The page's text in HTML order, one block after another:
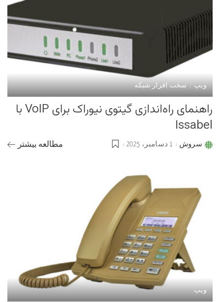
ویپ سخت افزار شبکه
راهنمای راه‌اندازی گیتوی نیوراک برای VoIP با
Issabel
Postedسروش 1 دسامبر، 2025 مطالعه بیشتر
ویپ